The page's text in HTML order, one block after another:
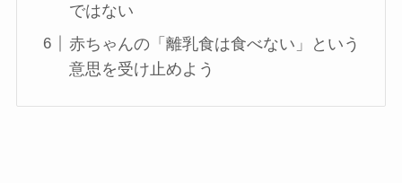
ではない
赤ちゃんの「離乳食は食べない」という
意思を受け止めよう